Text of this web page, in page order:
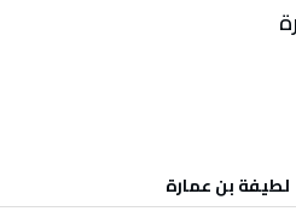
لطيفة بن عمارة